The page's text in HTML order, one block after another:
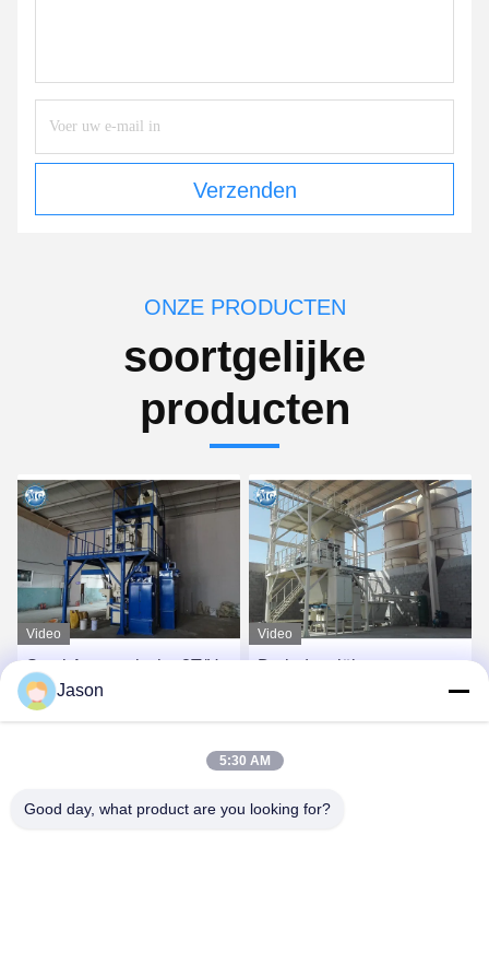
Verzenden
ONZE PRODUCTEN
soortgelijke
producten
Video
Semi Automatische 8T/H-
Tegel Zelfklevende
Machine voor
Video
De industriële
Zelfklevende Machine van
de Mixertegel voor zich de
Zandcement het Mengen
Jason
5:30 AM
Good day, what product are you looking for?